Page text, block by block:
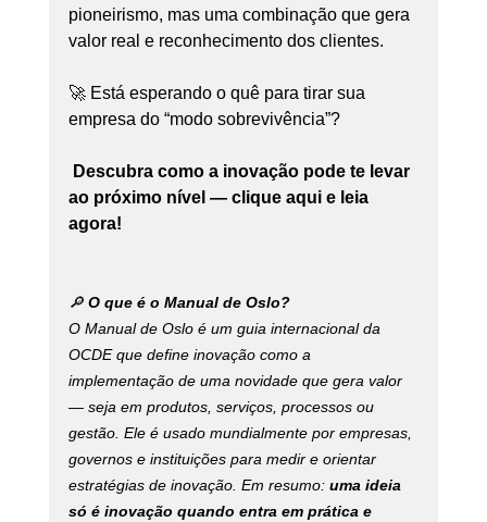
pioneirismo, mas uma combinação que gera
valor real e reconhecimento dos clientes.
🚀 Está esperando o quê para tirar sua
empresa do “modo sobrevivência”?
Descubra como a inovação pode te levar
ao próximo nível — clique aqui e leia
agora!
🔎 O que é o Manual de Oslo?
O Manual de Oslo é um guia internacional da
OCDE que define inovação como a
implementação de uma novidade que gera valor
— seja em produtos, serviços, processos ou
gestão. Ele é usado mundialmente por empresas,
governos e instituições para medir e orientar
estratégias de inovação. Em resumo: uma ideia
só é inovação quando entra em prática e